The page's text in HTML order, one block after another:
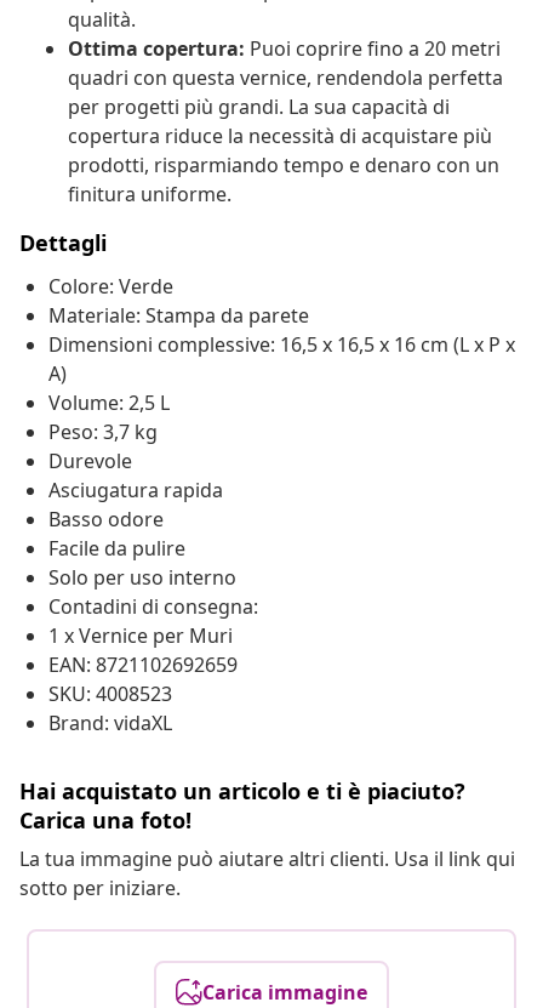
qualità.
Ottima copertura: Puoi coprire fino a 20 metri
quadri con questa vernice, rendendola perfetta
per progetti più grandi. La sua capacità di
copertura riduce la necessità di acquistare più
prodotti, risparmiando tempo e denaro con un
finitura uniforme.
Dettagli
Colore: Verde
Materiale: Stampa da parete
Dimensioni complessive: 16,5 x 16,5 x 16 cm (L x P x
A)
Volume: 2,5 L
Peso: 3,7 kg
Durevole
Asciugatura rapida
Basso odore
Facile da pulire
Solo per uso interno
Contadini di consegna:
1 x Vernice per Muri
EAN: 8721102692659
SKU: 4008523
Brand: vidaXL
Hai acquistato un articolo e ti è piaciuto?
Carica una foto!
La tua immagine può aiutare altri clienti. Usa il link qui
sotto per iniziare.
Carica immagine